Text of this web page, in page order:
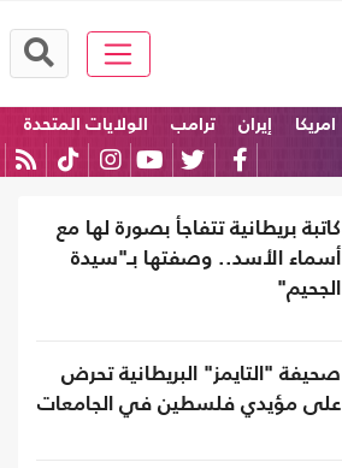
امريكا إيران ترامب
الولايات المتحدة
كاتبة بريطانية تتفاجأ بصورة لها مع
أسماء الأسد.. وصفتها بـ"سيدة
الجحيم"
صحيفة "التايمز" البريطانية تحرض
على مؤيدي فلسطين في الجامعات